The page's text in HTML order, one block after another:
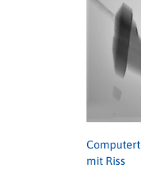
mit Riss